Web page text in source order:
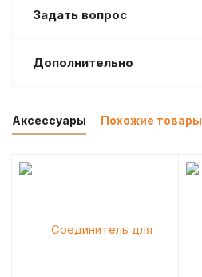
Задать вопрос
Дополнительно
Аксессуары Похожие товары